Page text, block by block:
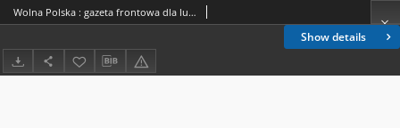
Show details
Wolna Polska : gazeta frontowa dla ludności Polski 1944.12.10 nr 46